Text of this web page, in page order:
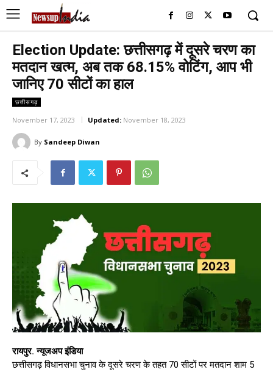
Election Update: छत्तीसगढ़ में दूसरे चरण का
मतदान खत्म, अब तक 68.15% वोटिंग, आप भी
जानिए 70 सीटों का हाल
छत्तीसगढ़
November 17, 2023 Updated: November 18, 2023
By Sandeep Diwan
रायपुर. न्यूजअप इंडिया
छत्तीसगढ़ विधानसभा चुनाव के दूसरे चरण के तहत 70 सीटों पर मतदान शाम 5